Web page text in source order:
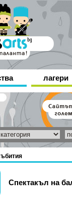
лагери
Спектакъл на